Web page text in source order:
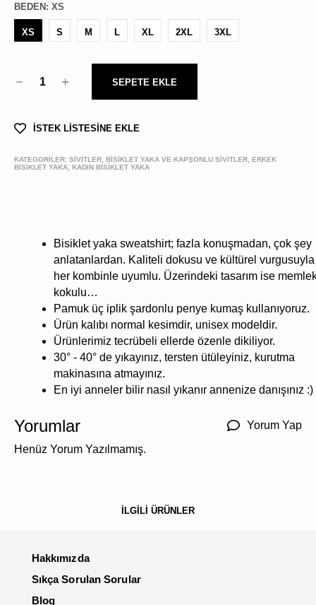
BEDEN : XS
XS S M L XL 2XL 3XL
1 SEPETE EKLE
İSTEK LİSTESİNE EKLE
KATEGORİLER: SİVİTLER, BISIKLET YAKA VE KAPŞONLU SIVITLER, ERKEK
BİSİKLET YAKA, KADIN BİSİKLET YAKA
Bisiklet yaka sweatshirt; fazla konuşmadan, çok şey
anlatanlardan. Kaliteli dokusu ve kültürel vurgusuyla
her kombinle uyumlu. Üzerindeki tasarım ise
kokulu…
Pamuk üç iplik şardonlu penye kumaş kullanıyoruz.
Ürün kalıbı normal kesimdir, unisex modeldir.
Ürünlerimiz tecrübeli ellerde özenle dikiliyor.
30° - 40° de yıkayınız, tersten ütüleyiniz, kurutma
makinasına atmayınız.
En iyi anneler bilir nasıl yıkanır annenize danışınız :)
Yorumlar
Yorum Yap
Henüz Yorum Yazılmamış.
İLGİLİ ÜRÜNLER
Hakkımızda
Sıkça Sorulan Sorular
Blog